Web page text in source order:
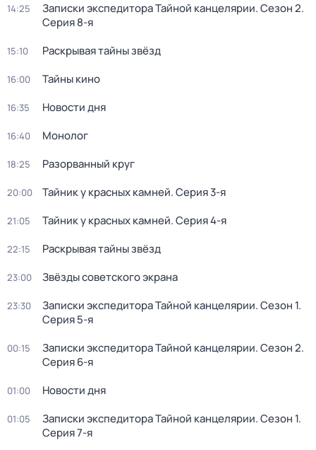
14:25 Записки экспедитора Тайной канцелярии. Сезон 2.
Серия 8-я
15:10 Раскрывая тайны звёзд
16:00 Тайны кино
16:35 Новости дня
16:40 Монолог
18:25 Разорванный круг
20:00 Тайник у красных камней. Серия 3-я
21:05 Тайник у красных камней. Серия 4-я
22:15 Раскрывая тайны звёзд
23:00 Звёзды советского экрана
23:30 Записки экспедитора Тайной канцелярии. Сезон 1.
Серия 5-я
00:15 Записки экспедитора Тайной канцелярии. Сезон 2.
Серия 6-я
01:00 Новости дня
01:05 Записки экспедитора Тайной канцелярии. Сезон 1.
Серия 7-я